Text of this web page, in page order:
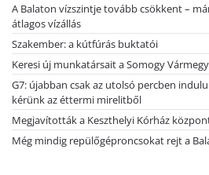
A Balaton vízszintje tovább csökkent –
átlagos vízállás
Szakember: a kútfúrás buktatói
Keresi új munkatársait a Somogy
G7: újabban csak az utolsó percben
kérünk az éttermi mirelitből
Megjavították a Keszthelyi Kórház
Még mindig repülőgéproncsokat rejt a